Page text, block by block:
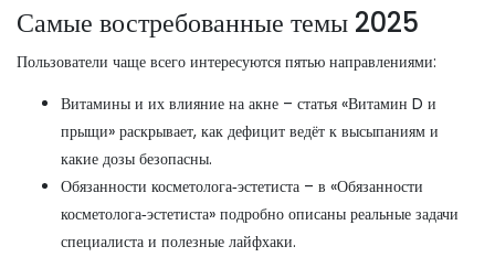
Самые востребованные темы 2025
Пользователи чаще всего интересуются пятью направлениями:
Витамины и их влияние на акне – статья «Витамин D и
прыщи» раскрывает, как дефицит ведёт к высыпаниям и
какие дозы безопасны.
Обязанности косметолога‑эстетиста – в «Обязанности
косметолога‑эстетиста» подробно описаны реальные задачи
специалиста и полезные лайфхаки.